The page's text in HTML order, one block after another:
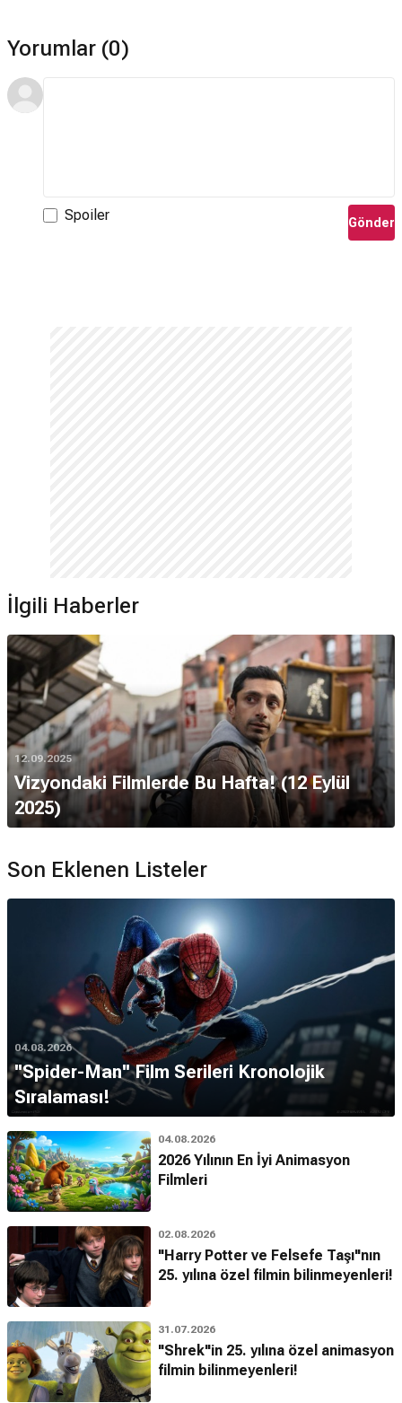
Yorumlar (0)
Spoiler Gönder
İlgili Haberler
12.09.2025
Vizyondaki Filmlerde Bu Hafta! (12 Eylül
2025)
Son Eklenen Listeler
04.08.2026
''Spider-Man'' Film Serileri Kronolojik
Sıralaması!
04.08.2026
2026 Yılının En İyi Animasyon
Filmleri
02.08.2026
"Harry Potter ve Felsefe Taşı"nın
25. yılına özel filmin bilinmeyenleri!
31.07.2026
"Shrek"in 25. yılına özel animasyon
filmin bilinmeyenleri!